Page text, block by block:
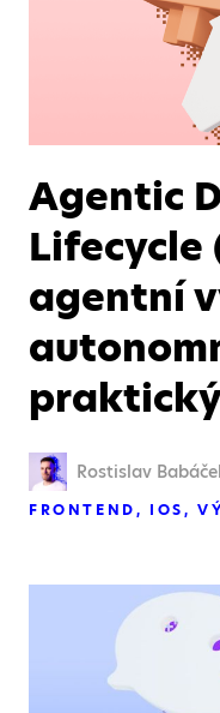
Agentic
Lifecycle
agentní
Rostislav
FRONTEND
IOS